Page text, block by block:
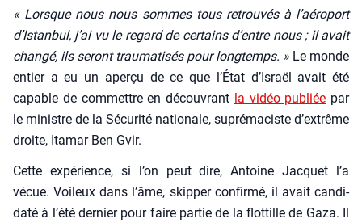
« Lorsque nous nous sommes tous retrou­vés à l’aéroport
d’Istanbul, j’ai vu le regard de cer­tains d’entre nous ; il avait
chan­gé, ils seront trau­ma­ti­sés pour long­temps. » Le monde
entier a eu un aper­çu de ce que l’État d’Israël avait été
capable de com­mettre en décou­vrant la vidéo publiée par
le ministre de la Sécu­ri­té natio­nale, supré­ma­ciste d’extrême
droite, Ita­mar Ben Gvir.
Cette expé­rience, si l’on peut dire, Antoine Jac­quet l’a
vécue. Voi­leux dans l’âme, skip­per confir­mé, il avait can­di­
da­té à l’été der­nier pour faire par­tie de la flot­tille de Gaza. Il